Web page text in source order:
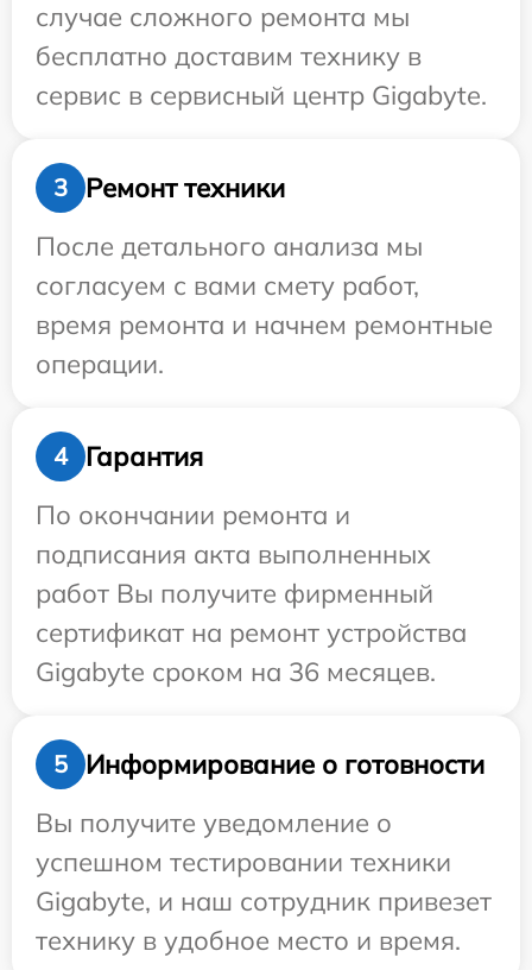
случае сложного ремонта мы
бесплатно доставим технику в
сервис в сервисный центр Gigabyte.
3
Ремонт техники
После детального анализа мы
согласуем с вами смету работ,
время ремонта и начнем ремонтные
операции.
4
Гарантия
По окончании ремонта и
подписания акта выполненных
работ Вы получите фирменный
сертификат на ремонт устройства
Gigabyte сроком на 36 месяцев.
5
Информирование о готовности
Вы получите уведомление о
успешном тестировании техники
Gigabyte, и наш сотрудник привезет
технику в удобное место и время.